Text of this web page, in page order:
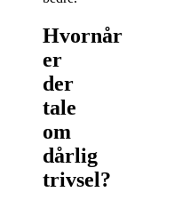
Hvornår
er
der
tale
om
dårlig
trivsel?